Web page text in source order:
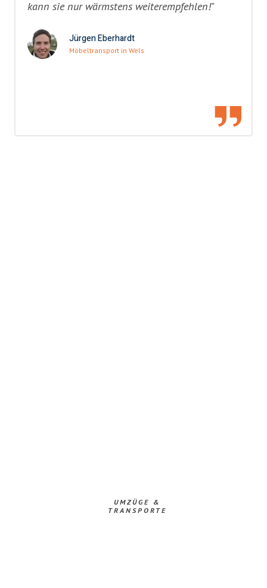
kann sie nur wärmstens weiterempfehlen!"
Jürgen Eberhardt
Möbeltransport in Wels
UMZÜGE &
TRANSPORTE